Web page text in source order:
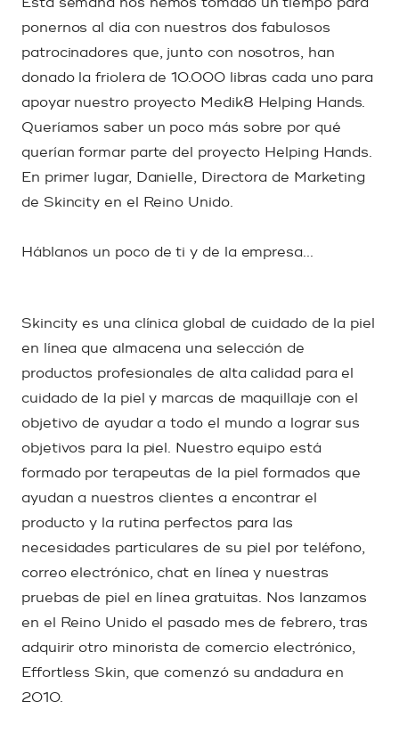
ponernos al día con nuestros dos fabulosos
patrocinadores que, junto con nosotros, han
donado la friolera de 10.000 libras cada uno para
apoyar nuestro proyecto Medik8 Helping Hands.
Queríamos saber un poco más sobre por qué
querían formar parte del proyecto Helping Hands.
En primer lugar, Danielle, Directora de Marketing
de Skincity en el Reino Unido.
Háblanos un poco de ti y de la empresa...
Skincity es una clínica global de cuidado de la piel
en línea que almacena una selección de
productos profesionales de alta calidad para el
cuidado de la piel y marcas de maquillaje con el
objetivo de ayudar a todo el mundo a lograr sus
objetivos para la piel. Nuestro equipo está
formado por terapeutas de la piel formados que
ayudan a nuestros clientes a encontrar el
producto y la rutina perfectos para las
necesidades particulares de su piel por teléfono,
correo electrónico, chat en línea y nuestras
pruebas de piel en línea gratuitas. Nos lanzamos
en el Reino Unido el pasado mes de febrero, tras
adquirir otro minorista de comercio electrónico,
Effortless Skin, que comenzó su andadura en
2010.